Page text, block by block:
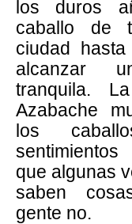
los duros
caballo de
ciudad hasta
alcanzar
tranquila.
Azabache
los
que algunas
saben
gente no.